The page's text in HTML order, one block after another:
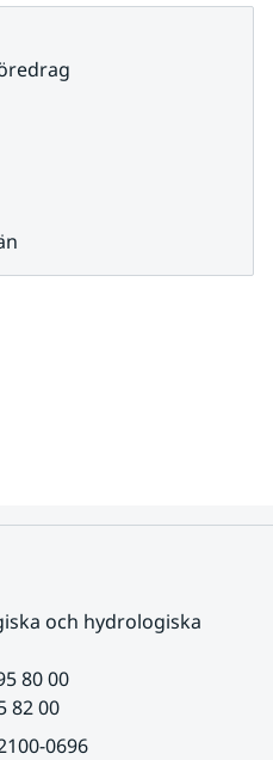
och hydrologiska
80 00
82 00
0696